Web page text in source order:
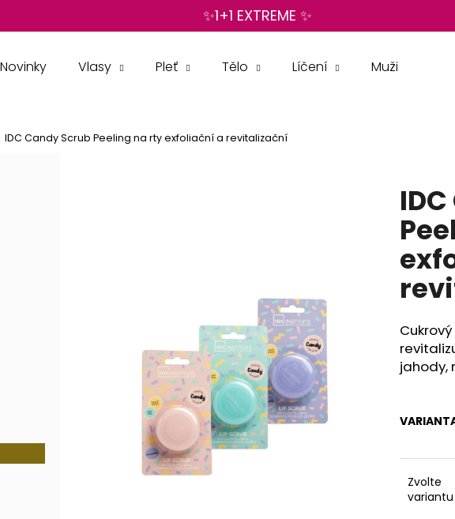
✨1+1 EXTREME ✨
Novinky Vlasy Pleť Tělo Líčení Muži
IDC Candy Scrub Peeling na rty exfoliační a revitalizační
jahody,
Zvolte
variantu
BODY BY SIMONA MELOUN ORGANICKÉ
RUČNĚ VYRÁBĚNÉ BAMBUCKÉ MÁSLO
BODY BY SIMONA
RUČNĚ VYRÁBĚNÉ